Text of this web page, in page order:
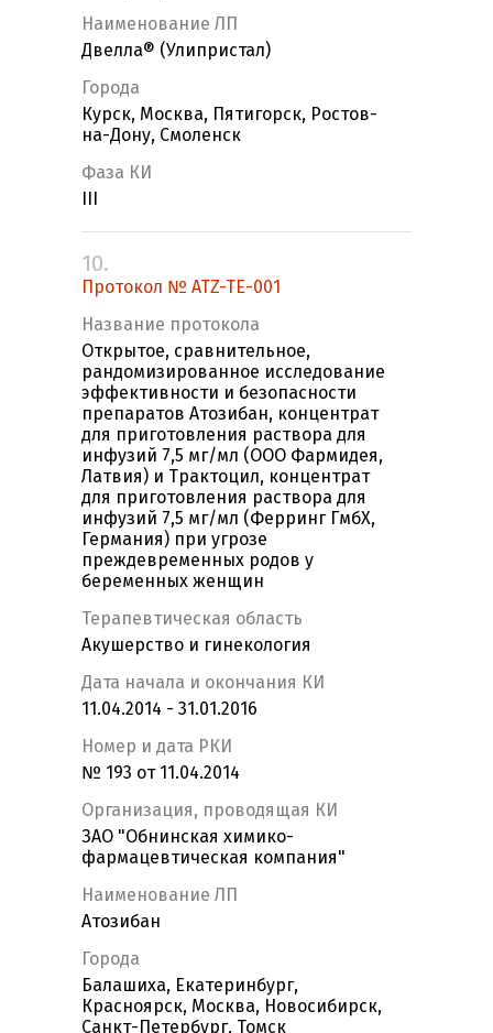
Наименование ЛП
Двелла® (Улипристал)
Города
Курск, Москва, Пятигорск, Ростов-
на-Дону, Смоленск
Фаза КИ
10.
Протокол № ATZ-TE-001
Название протокола
Открытое, сравнительное,
рандомизированное исследование
эффективности и безопасности
препаратов Атозибан, концентрат
для приготовления раствора для
инфузий 7,5 мг/мл (ООО Фармидея,
Латвия) и Трактоцил, концентрат
для приготовления раствора для
инфузий 7,5 мг/мл (Ферринг ГмбХ,
Германия) при угрозе
преждевременных родов у
беременных женщин
Терапевтическая область
Акушерство и гинекология
Дата начала и окончания КИ
11.04.2014 - 31.01.2016
Номер и дата РКИ
№ 193 от 11.04.2014
Организация, проводящая КИ
ЗАО "Обнинская химико-
фармацевтическая компания"
Наименование ЛП
Атозибан
Города
Балашиха, Екатеринбург,
Красноярск, Москва, Новосибирск,
Санкт-Петербург, Томск